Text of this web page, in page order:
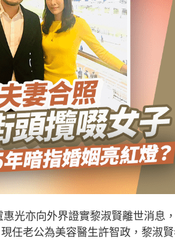
光亦向外界證實黎淑賢離世消息
任老公為美容醫生許智政，黎淑